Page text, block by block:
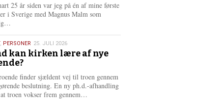
25 år siden var jeg på én af mine første
i Sverige med Magnus Malm som
s
m
e
r
e
, PERSONER 25. JULI 2026
kan kirken lære af nye
finder sjældent vej til troen gennem
beslutning. En ny ph.d.-afhandling
troen vokser frem gennem…